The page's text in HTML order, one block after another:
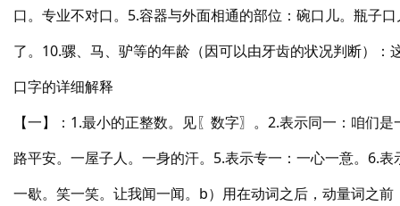
口。专业不对口。5.容器与外面相通的部位：碗口儿。瓶子
了。10.骡、马、驴等的年龄（因可以由牙齿的状况判断）
口字的详细解释
【一】：1.最小的正整数。见〖数字〗。2.表示同一：咱们
路平安。一屋子人。一身的汗。5.表示专一：一心一意。6.
一歇。笑一笑。让我闻一闻。b）用在动词之后，动量词之